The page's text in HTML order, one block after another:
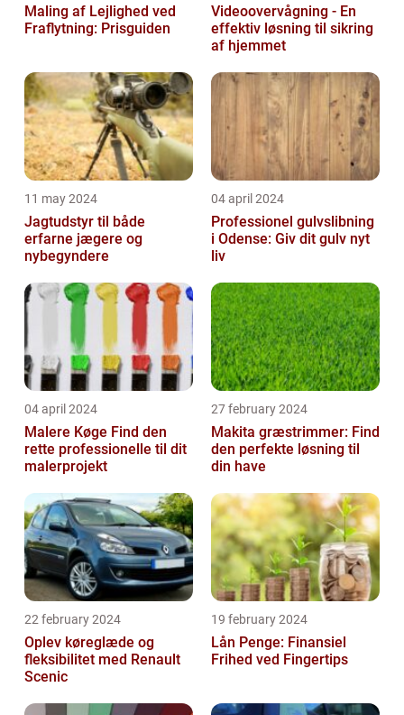
Maling af Lejlighed ved
Fraflytning: Prisguiden
Videoovervågning - En
effektiv løsning til sikring
af hjemmet
11 may 2024
Jagtudstyr til både
erfarne jægere og
nybegyndere
04 april 2024
Professionel gulvslibning
i Odense: Giv dit gulv nyt
liv
04 april 2024
Malere Køge Find den
rette professionelle til dit
malerprojekt
27 february 2024
Makita græstrimmer: Find
den perfekte løsning til
din have
22 february 2024
Oplev køreglæde og
fleksibilitet med Renault
Scenic
19 february 2024
Lån Penge: Finansiel
Frihed ved Fingertips